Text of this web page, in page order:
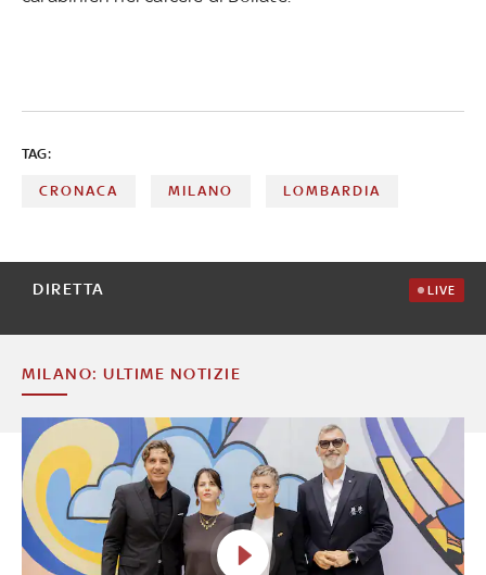
TAG:
CRONACA MILANO LOMBARDIA
DIRETTA LIVE
MILANO: ULTIME NOTIZIE